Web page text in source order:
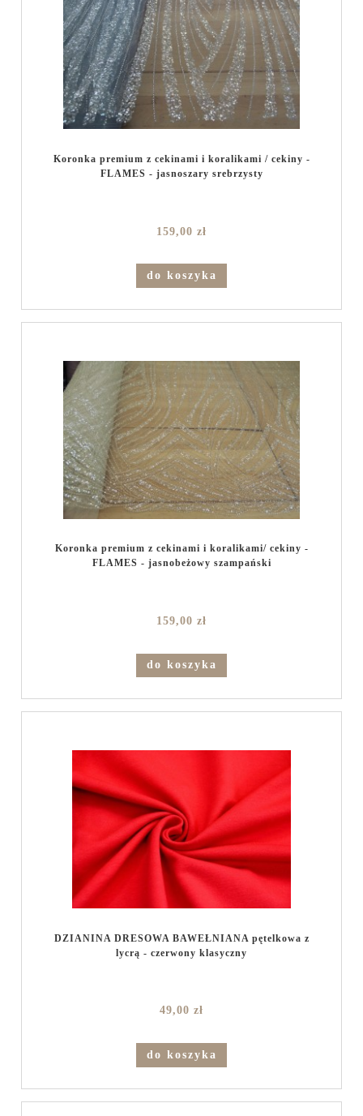
Koronka premium z cekinami i koralikami / cekiny -
FLAMES - jasnoszary srebrzysty
159,00 zł
do koszyka
Koronka premium z cekinami i koralikami/ cekiny -
FLAMES - jasnobeżowy szampański
159,00 zł
do koszyka
DZIANINA DRESOWA BAWEŁNIANA pętelkowa z
lycrą - czerwony klasyczny
49,00 zł
do koszyka